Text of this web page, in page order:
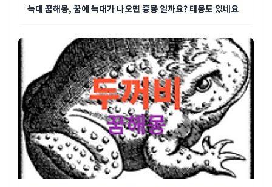
늑대 꿈해몽, 꿈에 늑대가 나오면 흉몽 일까요? 태몽도 있네요